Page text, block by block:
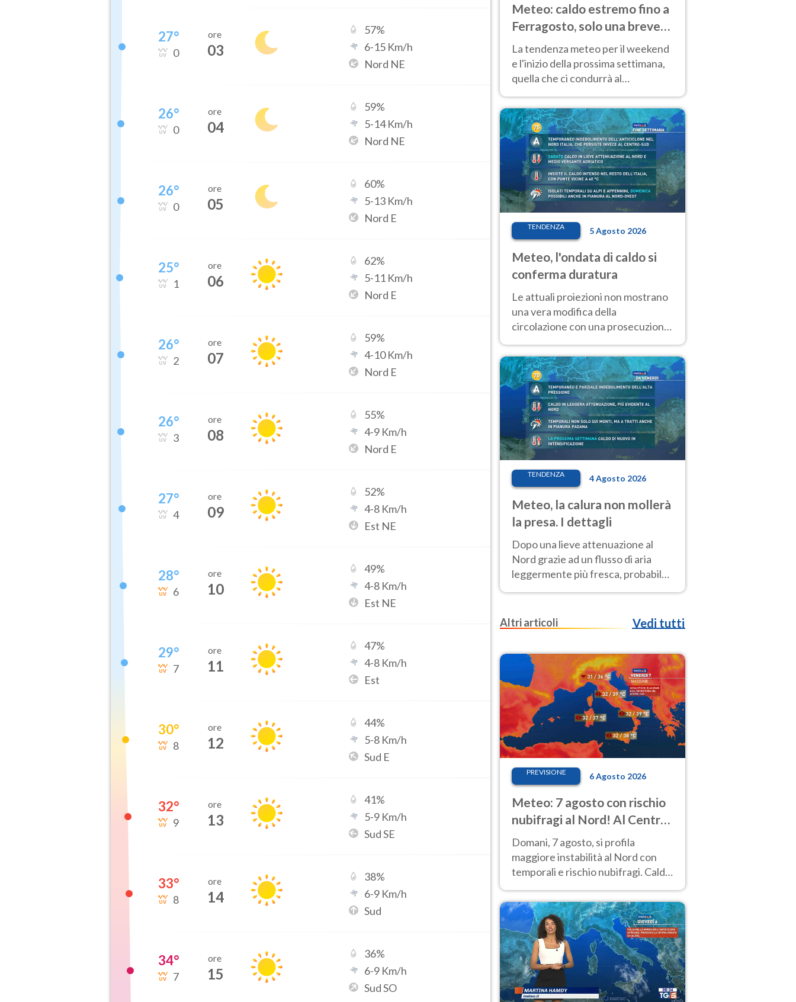
27°
0
ore
03
57%
6-15 Km/h
Nord NE
26°
0
ore
04
59%
5-14Km/h
Nord NE
26°
0
ore
05
60%
5-13 Km/h
Nord E
25°
1
ore
06
62%
5-11 Km/h
Nord E
26°
2
ore
07
59%
4-10Km/h
Nord E
26°
3
ore
08
55%
4-9 Km/h
Nord E
27°
4
ore
09
52%
4-8 Km/h
Est NE
28°
6
ore
10
49%
4-8 Km/h
Est NE
29°
7
ore
11
47%
4-8 Km/h
Est
30°
8
ore
12
44%
5-8 Km/h
Sud E
32°
9
ore
13
41%
5-9 Km/h
Sud SE
33°
8
ore
14
38%
6-9 Km/h
Sud
34°
7
ore
15
36%
6-9 Km/h
Sud SO
Meteo: caldo estremo fino a
Ferragosto, solo una breve
pausa. Ecco dove
La tendenza meteo per il weekend
e l'inizio della prossima settimana,
quella che ci condurrà al
temperature molto elevate
TENDENZA 5 Agosto 2026
Meteo, l'ondata di caldo si
conferma duratura
Le attuali proiezioni non mostrano
una vera modifica della
circolazione con una prosecuzione
giorni, compresa la settimana di
Ferragosto
TENDENZA 4 Agosto 2026
Meteo, la calura non mollerà
la presa. I dettagli
Dopo una lieve attenuazione al
Nord grazie ad un flusso di aria
leggermente più fresca, probabile
nuovo rinforzo dell’anticiclone
Altri articoli
Vedi tutti
PREVISIONE 6 Agosto 2026
Meteo: 7 agosto con rischio
nubifragi al Nord! Al Centro-
Sud caldo estremo
Domani, 7 agosto, si profila
maggiore instabilità al Nord con
temporali e rischio nubifragi. Caldo
previsioni.